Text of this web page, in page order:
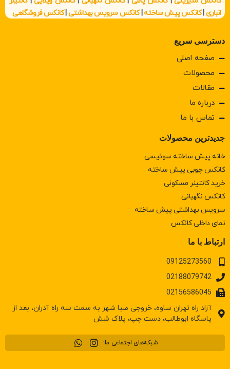
انباری|کانکس پیش ساخته|کانکس سرویس بهداشتی|کانکس فروشگاهی
دسترسی سریع
صفحه اصلی
محصولات
مقالات
درباره ما
تماس با ما
جدیدترین محصولات
خانه پیش ساخته سوئیسی
کانکس چوبی پیش ساخته
خرید کانتینر مسکونی
كانكس نگهبانی
سرويس بهداشتی پيش ساخته
نمای داخلی کانکس
ارتباط با ما
09125273560
02188079742
02156586045
آزاد راه تهران ساوه، خروجی صبا شهر به سمت سه راه آدران، بعد از
پاسگاه ابوطالب، دست چپ، پلاک شش
شبکه‌های اجتماعی ما: